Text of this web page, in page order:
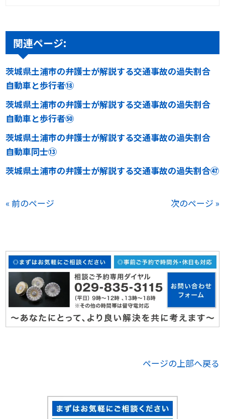
関連ページ:
茨城県土浦市の弁護士が解説する交通事故の過失割合
自動車と歩行者⑱
茨城県土浦市の弁護士が解説する交通事故の過失割合
自動車と歩行者㊿
茨城県土浦市の弁護士が解説する交通事故の過失割合
自動車同士⑬
茨城県土浦市の弁護士が解説する交通事故の過失割合㊼
« 前のページ 次のページ »
ページの上部へ戻る